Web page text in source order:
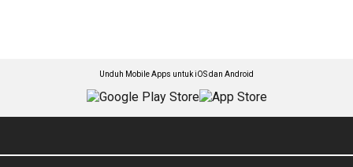
Unduh Mobile Apps untuk iOS dan Android